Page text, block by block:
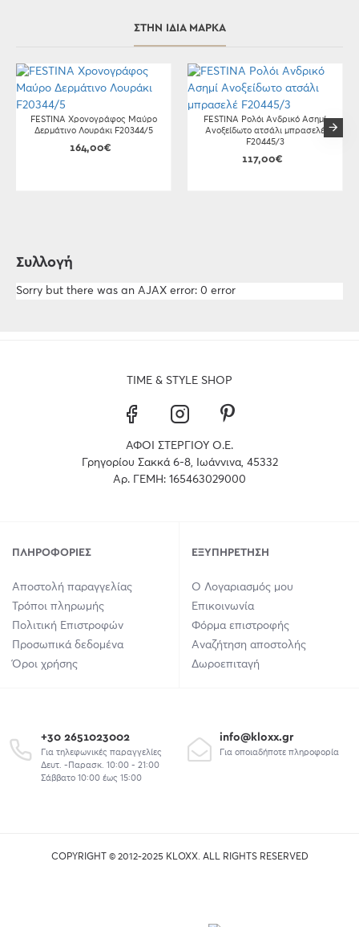
ΣΤΗΝ ΊΔΙΑ ΜΆΡΚΑ
FESTINA Χρονογράφος Μαύρο
Δερμάτινο Λουράκι F20344/5
164,00€
FESTINA Ρολόι Ανδρικό Ασημί
Ανοξείδωτο ατσάλι μπρασελέ
F20445/3
117,00€
Συλλογή
Sorry but there was an AJAX error: 0 error
TIME & STYLE SHOP
ΑΦΟΙ ΣΤΕΡΓΙΟΥ Ο.Ε.
Γρηγορίου Σακκά 6-8, Ιωάννινα, 45332
Αρ. ΓΕΜΗ: 165463029000
ΠΛΗΡΟΦΟΡΊΕΣ
Αποστολή παραγγελίας
Τρόποι πληρωμής
Πολιτική Επιστροφών
Προσωπικά δεδομένα
Όροι χρήσης
ΕΞΥΠΗΡΈΤΗΣΗ
Ο Λογαριασμός μου
Επικοινωνία
Φόρμα επιστροφής
Αναζήτηση αποστολής
Δωροεπιταγή
+30 2651023002
Για τηλεφωνικές παραγγελίες
Δευτ. -Παρασκ. 10:00 - 21:00
Σάββατο 10:00 έως 15:00
info@kloxx.gr
Για οποιαδήποτε πληροφορία
COPYRIGHT © 2012-2025 KLOXX. ALL RIGHTS RESERVED